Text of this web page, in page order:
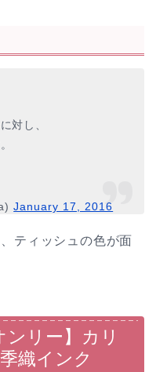
対し、
January 17, 2016
ティッシュの色が面
ンリー】カリ
織インク